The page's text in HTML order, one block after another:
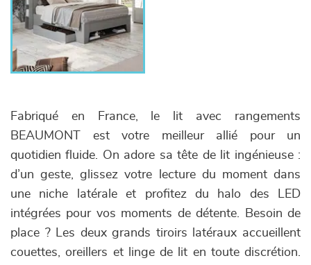
Fabriqué en France, le lit avec rangements
BEAUMONT est votre meilleur allié pour un
quotidien fluide. On adore sa tête de lit ingénieuse :
d’un geste, glissez votre lecture du moment dans
une niche latérale et profitez du halo des LED
intégrées pour vos moments de détente. Besoin de
place ? Les deux grands tiroirs latéraux accueillent
couettes, oreillers et linge de lit en toute discrétion.